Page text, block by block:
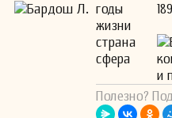
годы
жизни
страна
сфера
и
Полезно?